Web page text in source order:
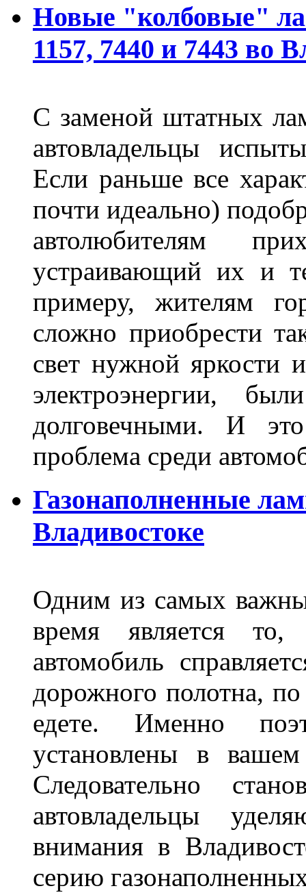
Новые "колбовые"
1157, 7440 и 7443 во
С заменой штатных
автовладельцы
Если раньше все
почти идеально)
автолюбителям
устраивающий их и
примеру, жителям
сложно приобрести
свет нужной яркости
электроэнергии,
долговечными. И
проблема среди
Газонаполненные
Владивостоке
Одним из самых
время является то,
автомобиль
дорожного полотна,
едете. Именно
установлены в
Следовательно
автовладельцы
внимания в
серию